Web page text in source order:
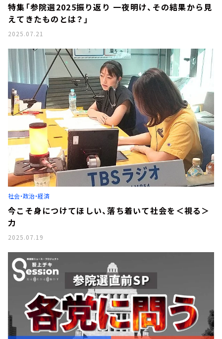
特集「参院選2025振り返り 一夜明け、その結果から見
えてきたものとは？」
2025.07.21
社会・政治・経済
今こそ身につけてほしい、落ち着いて社会を＜視る＞
力
2025.07.19